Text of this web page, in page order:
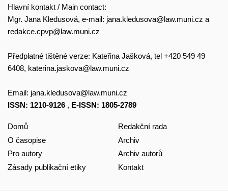
Hlavní kontakt / Main contact:
Mgr. Jana Kledusová, e-mail: jana.kledusova@law.muni.cz a
redakce.cpvp@law.muni.cz
Předplatné tištěné verze: Kateřina Jašková, tel +420 549 49
6408, katerina.jaskova@law.muni.cz
Email: jana.kledusova@law.muni.cz
ISSN: 1210-9126 , E-ISSN: 1805-2789
Domů
O časopise
Pro autory
Zásady publikační etiky
Redakční rada
Archiv
Archiv autorů
Kontakt